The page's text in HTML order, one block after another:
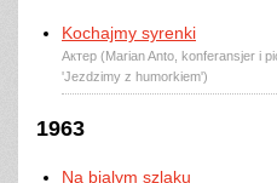
Kochajmy syrenki
Актер (Marian Anto, konferansjer i
'Jezdzimy z humorkiem')
1963
Na bialym szlaku